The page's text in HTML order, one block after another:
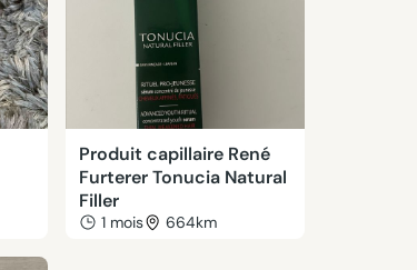
Produit capillaire René
Furterer Tonucia Natural
Filler
1 mois 664km